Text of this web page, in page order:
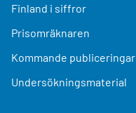
Finland i siffror
Prisomräknaren
Kommande publiceringar
Undersökningsmaterial